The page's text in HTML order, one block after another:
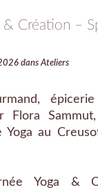
& Création –
dansAteliers
Flora
Yoga au
Yoga &